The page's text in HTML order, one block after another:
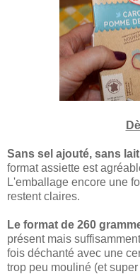
Sans sel ajouté, sans
format assiette est
L'emballage encore une
restent claires.
Le format de 260
présent mais
fois déchanté avec une
trop peu mouliné (et